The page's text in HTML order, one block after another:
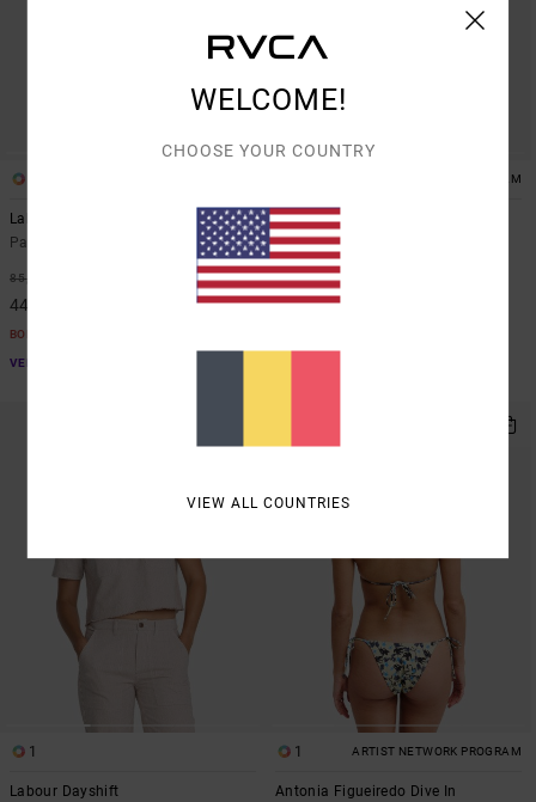
Labour Dayshift
Pantalon ajusté Marron Femme
85,00 €
44,62 €
BONS PLANS
VENTE FLASH EXTRA 25%
ARTIST NETWORK PROGRAM
Antonia Figueiredo Checker
Combinaison évasée à la jambe
Rouge Femme
80,00 €
BONS PLANS
1
Labour Dayshift
1 ARTIST NETWORK PROGRAM
Antonia Figueiredo Dive In
WELCOME!
CHOOSE YOUR COUNTRY
VIEW ALL COUNTRIES